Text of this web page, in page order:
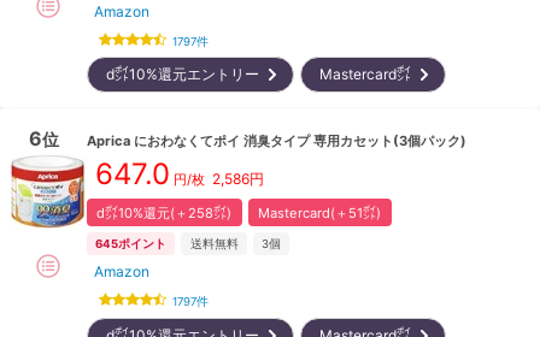
Amazon
1797件
d㌽10%還元エントリー Mastercard㌽
6位 Aprica におわなくてポイ 消臭タイプ 専用カセット(3個パック)
647.0 円/枚 2,586円
d㌽10%還元(＋258㌽) Mastercard(＋51㌽)
645ポイント 送料無料 3個
Amazon
1797件